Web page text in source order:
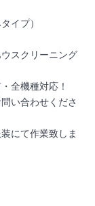
イプ）
スクリーニング
全機種対応！
い合わせくださ
にて作業致しま